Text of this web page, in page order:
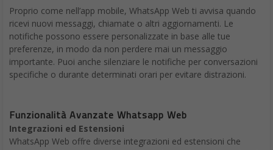
D: Posso effettuare e ricevere chiamate vocali e video su
WhatsApp Web?
R: Sì, WhatsApp Web supporta pienamente le chiamate vocali e
video, proprio come l’app mobile.
D: Ci sono limitazioni sui tipi di file che posso condividere
su WhatsApp Web?
Web, proprio come sull’app mobile.
D: Posso utilizzare WhatsApp Web senza connessione